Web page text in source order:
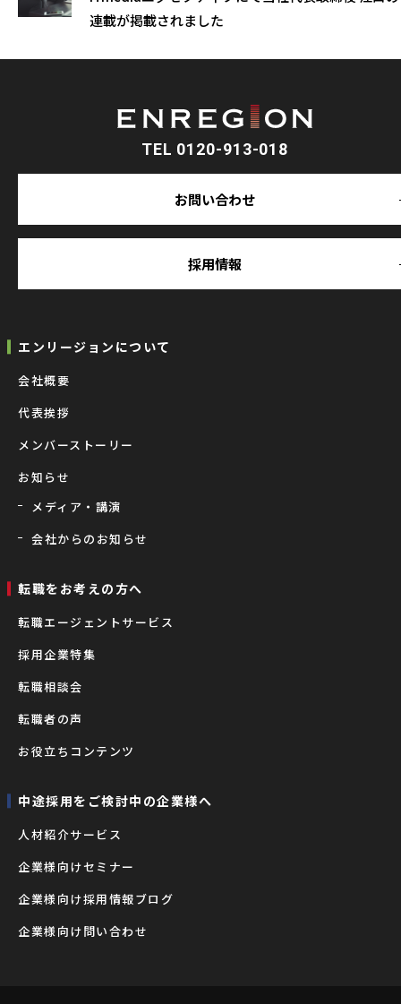
連載が掲載されました
TEL 0120-913-018
お問い合わせ
採用情報
エンリージョンについて
会社概要
代表挨拶
メンバーストーリー
お知らせ
メディア・講演
会社からのお知らせ
転職をお考えの⽅へ
転職エージェントサービス
採用企業特集
転職相談会
転職者の声
お役立ちコンテンツ
中途採用をご検討中の企業様へ
⼈材紹介サービス
企業様向けセミナー
企業様向け採用情報ブログ
企業様向け問い合わせ